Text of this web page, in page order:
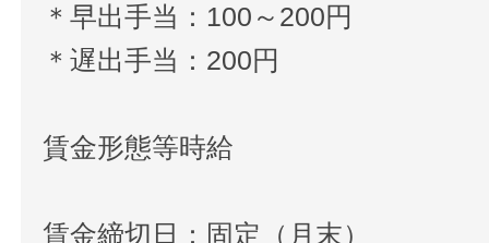
＊早出手当：100～200円
＊遅出手当：200円
賃金形態等時給
賃金締切日：固定（月末）